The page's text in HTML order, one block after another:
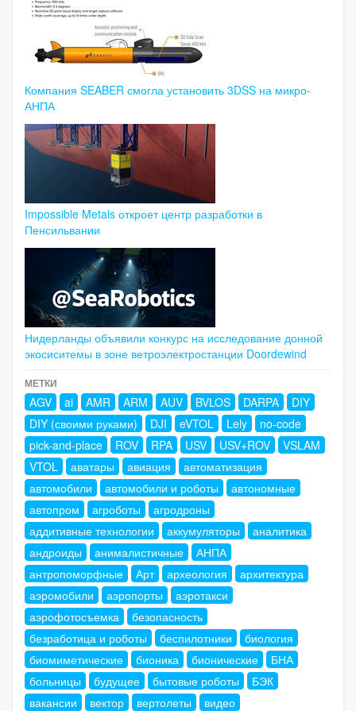
Компания SEABER смогла установить 3DSS на микро-
АНПА
Impossible Metals откроет центр разработки в
Пенсильвании
Нидерланды объявили конкурс на исследование донной
экосиситемы в зоне ветроэлектростанции Doordewind
МЕТКИ
AGV ai AMR ARM AUV BVLOS DARPA
DIY
DIY (своими руками)
DJI eVTOL Lely
no-code
pick-and-place
ROV RPA USV USV+ROV
VSLAM
VTOL
аватары авиация
автоматизация
автомобили
автомобили и роботы
автономные
автопром
агроботы
агродроны
аддитивные технологии
аккумуляторы
аналитика
андроиды
анималистичные
АНПА
антропоморфные
Арт археология
архитектура
аэромобили
аэропорты
аэротакси
аэрофотосъемка
безопасность
безработица и роботы
беспилотники
биология
биомиметические
бионика бионические
БНА
больницы
будущее бытовые роботы
БЭК
вакансии
вектор вертолеты
видео